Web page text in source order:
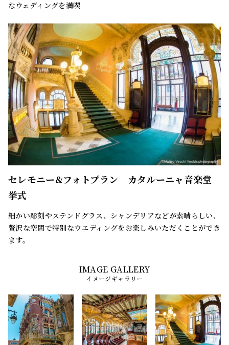
なウェディングを満喫
セレモニー&フォトプラン カタルーニャ音楽堂
挙式
細かい彫刻やステンドグラス、シャンデリアなどが素晴らしい、
贅沢な空間で特別なウエディングをお楽しみいただくことができ
ます。
イメージギャラリー